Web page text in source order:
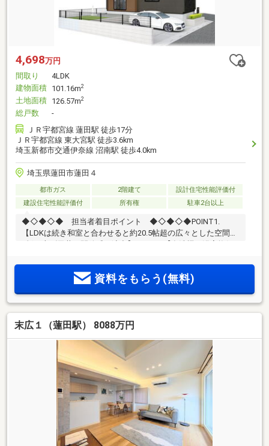
4,698万円
間取り
4LDK
建物面積 101.16m2
土地面積 126.57m2
総戸数
-
ＪＲ宇都宮線 蓮田駅 徒歩17分
ＪＲ宇都宮線 東大宮駅 徒歩3.6km
埼玉新都市交通伊奈線 沼南駅 徒歩4.0km
埼玉県蓮田市蓮田４
都市ガス 2階建て
設計住宅性能評価付
建設住宅性能評価付
所有権 駐車2台以上
◆◇◆◇◆ 担当者着目ポイント ◆◇◆◇◆POINT1.
【LDKは続き和室と合わせると約20.5帖超の広々とした空間に
る設備・仕様】POINT3.【約10.6帖洋室は、ライフスタイルに
合わせて間仕切り可能な間取り設計(要別途費用）】POINT4.
デニングスペースにもおすすめ】
◇◆◇◆◇◆◇◆◇◆◇◆◇◆◇◆◇◆◇◆～東急リバブ
ル大宮センターまでお問い合わせ下さい～『スーモを見て』
資料をもらう(無料)
末広１（蓮田駅） 8088万円